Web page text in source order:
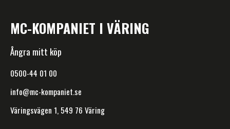
MC-KOMPANIET I VÄRING
Ångra mitt köp
0500-44 01 00
info@mc-kompaniet.se
Väringsvägen 1, 549 76 Väring